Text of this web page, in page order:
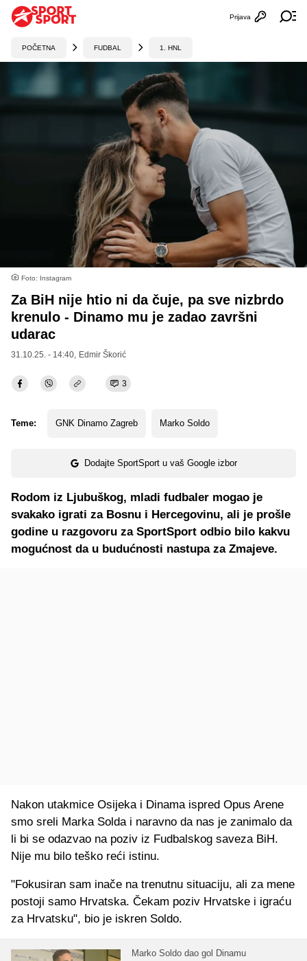
Otvori
Prijava
POČETNA FUDBAL 1. HNL
Foto: Instagram
Za BiH nije htio ni da čuje, pa sve nizbrdo
krenulo - Dinamo mu je zadao završni
udarac
31.10.25. - 14:40, Edmir Škorić
3
Teme: GNK Dinamo Zagreb Marko Soldo
Dodajte SportSport u vaš Google izbor
Rodom iz Ljubuškog, mladi fudbaler mogao je
svakako igrati za Bosnu i Hercegovinu, ali je prošle
godine u razgovoru za SportSport odbio bilo kakvu
mogućnost da u budućnosti nastupa za Zmajeve.
Nakon utakmice Osijeka i Dinama ispred Opus Arene
smo sreli Marka Solda i naravno da nas je zanimalo da
li bi se odazvao na poziv iz Fudbalskog saveza BiH.
Nije mu bilo teško reći istinu.
"Fokusiran sam inače na trenutnu situaciju, ali za mene
postoji samo Hrvatska. Čekam poziv Hrvatske i igraću
za Hrvatsku", bio je iskren Soldo.
Marko Soldo dao gol Dinamu